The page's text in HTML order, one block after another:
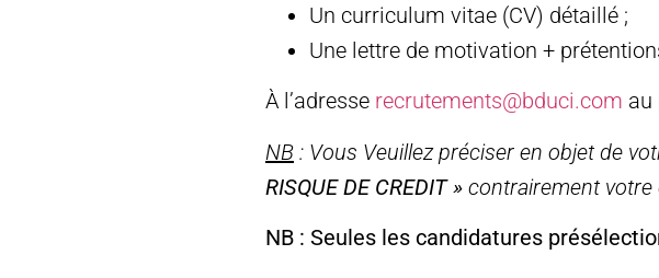
Un curriculum vitae (CV) détaillé ;
Une lettre de motivation +
À l’adresse recrutements@bduci.com au
NB : Vous Veuillez préciser en objet de
RISQUE DE CREDIT » contrairement votre
NB : Seules les candidatures